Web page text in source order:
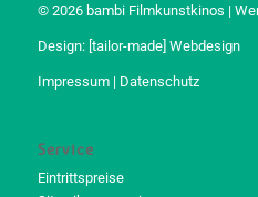
© 2026 bambi Filmkunstkinos |
Design: [tailor-made] Webdesign
Impressum| Datenschutz
Service
Eintrittspreise